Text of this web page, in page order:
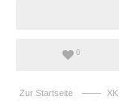
0
Zur Startseite ——